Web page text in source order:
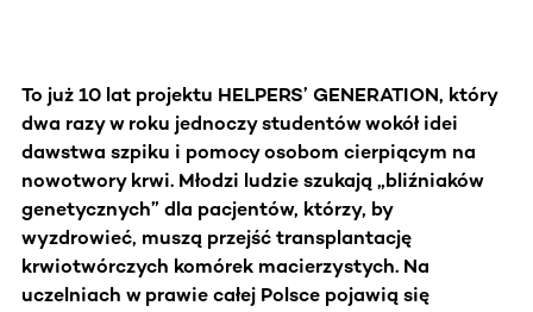
To już 10 lat projektu HELPERS’ GENERATION, który
dwa razy w roku jednoczy studentów wokół idei
dawstwa szpiku i pomocy osobom cierpiącym na
nowotwory krwi. Młodzi ludzie szukają „bliźniaków
genetycznych” dla pacjentów, którzy, by
wyzdrowieć, muszą przejść transplantację
krwiotwórczych komórek macierzystych. Na
uczelniach w prawie całej Polsce pojawią się